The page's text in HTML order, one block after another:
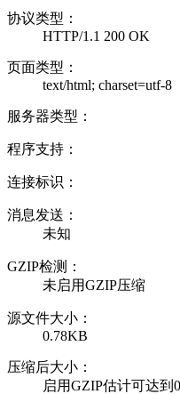
协议类型：
HTTP/1.1 200 OK
页面类型：
text/html; charset=utf-8
服务器类型：
程序支持：
连接标识：
消息发送：
未知
GZIP检测：
未启用GZIP压缩
源文件大小：
0.78KB
压缩后大小：
启用GZIP估计可达到